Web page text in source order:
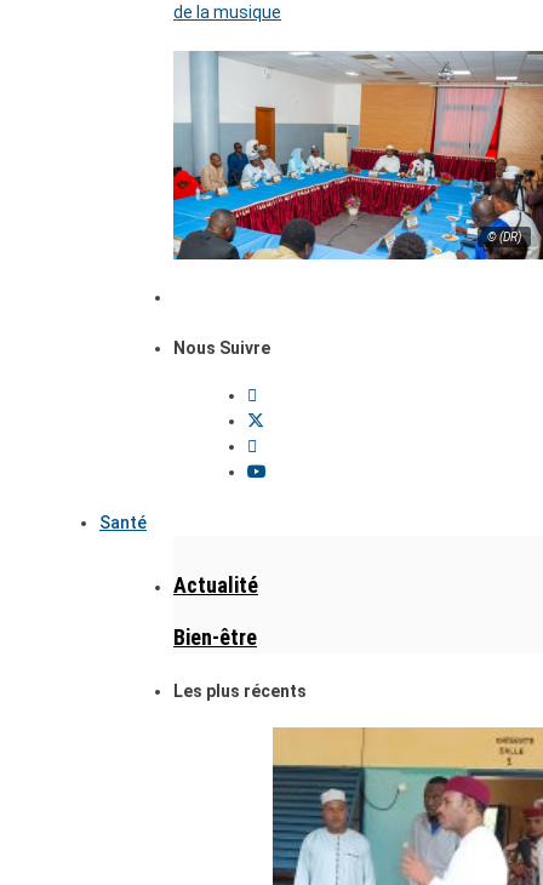
de la musique
© (DR)
Nous Suivre
Santé
Actualité
Bien-être
Les plus récents